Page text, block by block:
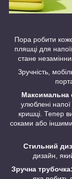
Пора робити
пляшці для
стане
Зручність,
Максимальна
улюблені напої
кришці. Тепер
соками або
Стильний
дизайн,
Зручна трубочка: